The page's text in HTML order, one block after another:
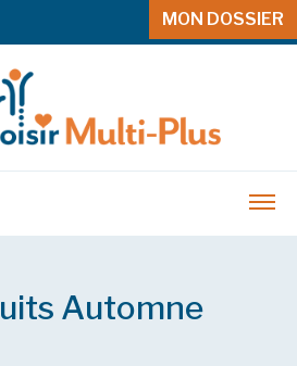
MON DOSSIER
Automne